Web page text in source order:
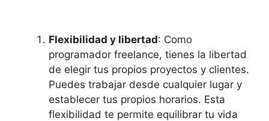
Flexibilidad y libertad: Como
programador freelance, tienes la libertad
de elegir tus propios proyectos y clientes.
Puedes trabajar desde cualquier lugar y
establecer tus propios horarios. Esta
flexibilidad te permite equilibrar tu vida